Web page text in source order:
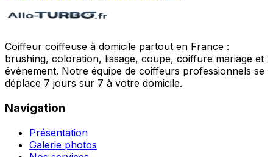
Coiffeur coiffeuse à domicile partout en France :
brushing, coloration, lissage, coupe, coiffure mariage et
événement. Notre équipe de coiffeurs professionnels se
déplace 7 jours sur 7 à votre domicile.
Navigation
Présentation
Galerie photos